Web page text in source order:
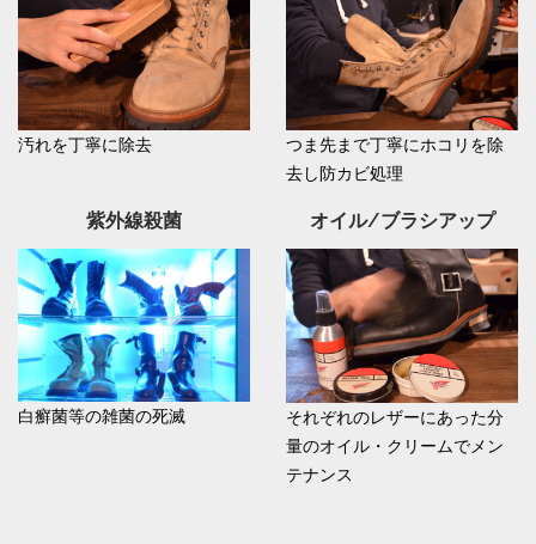
汚れを丁寧に除去
つま先まで丁寧にホコリを除
去し防カビ処理
紫外線殺菌
白癬菌等の雑菌の死滅
オイル/ブラシアップ
それぞれのレザーにあった分
量のオイル・クリームでメン
テナンス